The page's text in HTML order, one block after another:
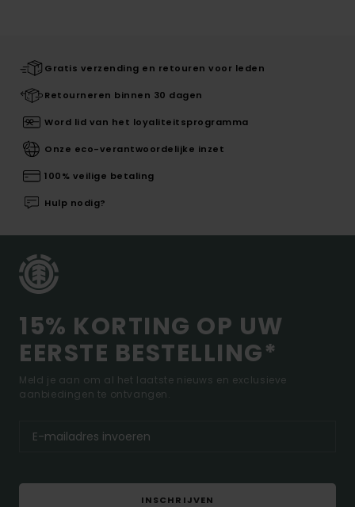
Gratis verzending en retouren voor leden
Retourneren binnen 30 dagen
Word lid van het loyaliteitsprogramma
Onze eco-verantwoordelijke inzet
100% veilige betaling
Hulp nodig?
15% KORTING OP UW
EERSTE BESTELLING*
Meld je aan om al het laatste nieuws en exclusieve
aanbiedingen te ontvangen.
INSCHRIJVEN